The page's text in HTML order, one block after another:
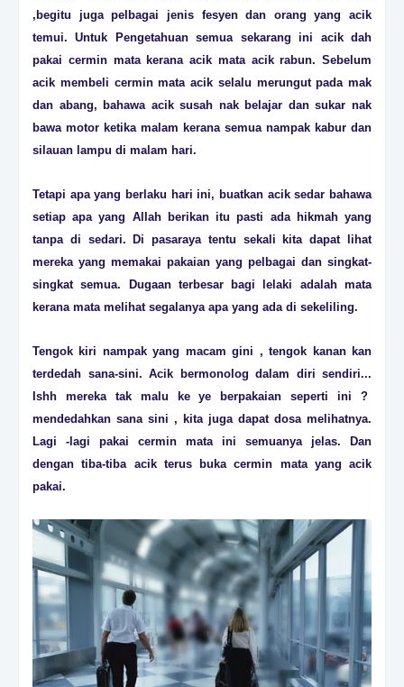
,begitu juga pelbagai jenis fesyen dan orang yang acik
temui. Untuk Pengetahuan semua sekarang ini acik dah
pakai cermin mata kerana acik mata acik rabun. Sebelum
acik membeli cermin mata acik selalu merungut pada mak
dan abang, bahawa acik susah nak belajar dan sukar nak
bawa motor ketika malam kerana semua nampak kabur dan
silauan lampu di malam hari.
Tetapi apa yang berlaku hari ini, buatkan acik sedar bahawa
setiap apa yang Allah berikan itu pasti ada hikmah yang
tanpa di sedari. Di pasaraya tentu sekali kita dapat lihat
mereka yang memakai pakaian yang pelbagai dan singkat-
singkat semua. Dugaan terbesar bagi lelaki adalah mata
kerana mata melihat segalanya apa yang ada di sekeliling.
Tengok kiri nampak yang macam gini , tengok kanan kan
terdedah sana-sini. Acik bermonolog dalam diri sendiri...
Ishh mereka tak malu ke ye berpakaian seperti ini ?
mendedahkan sana sini , kita juga dapat dosa melihatnya.
Lagi -lagi pakai cermin mata ini semuanya jelas. Dan
dengan tiba-tiba acik terus buka cermin mata yang acik
pakai.